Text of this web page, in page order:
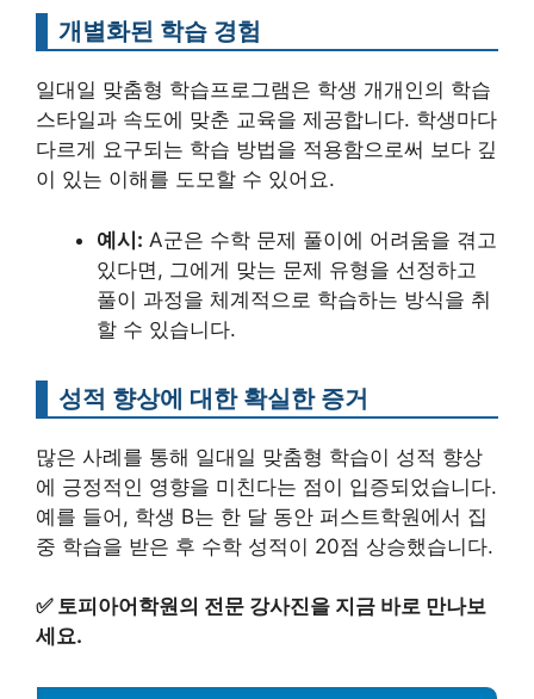
개별화된 학습 경험
일대일 맞춤형 학습프로그램은 학생 개개인의 학습
스타일과 속도에 맞춘 교육을 제공합니다. 학생마다
다르게 요구되는 학습 방법을 적용함으로써 보다 깊
이 있는 이해를 도모할 수 있어요.
예시: A군은 수학 문제 풀이에 어려움을 겪고
있다면, 그에게 맞는 문제 유형을 선정하고
풀이 과정을 체계적으로 학습하는 방식을 취
할 수 있습니다.
성적 향상에 대한 확실한 증거
많은 사례를 통해 일대일 맞춤형 학습이 성적 향상
에 긍정적인 영향을 미친다는 점이 입증되었습니다.
예를 들어, 학생 B는 한 달 동안 퍼스트학원에서 집
중 학습을 받은 후 수학 성적이 20점 상승했습니다.
✅ 토피아어학원의 전문 강사진을 지금 바로 만나보
세요.